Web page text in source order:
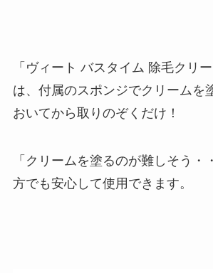
「ヴィート バスタイム 除毛クリ
は、付属のスポンジでクリームを
おいてから取りのぞくだけ！
「クリームを塗るのが難しそう・
方でも安心して使用できます。